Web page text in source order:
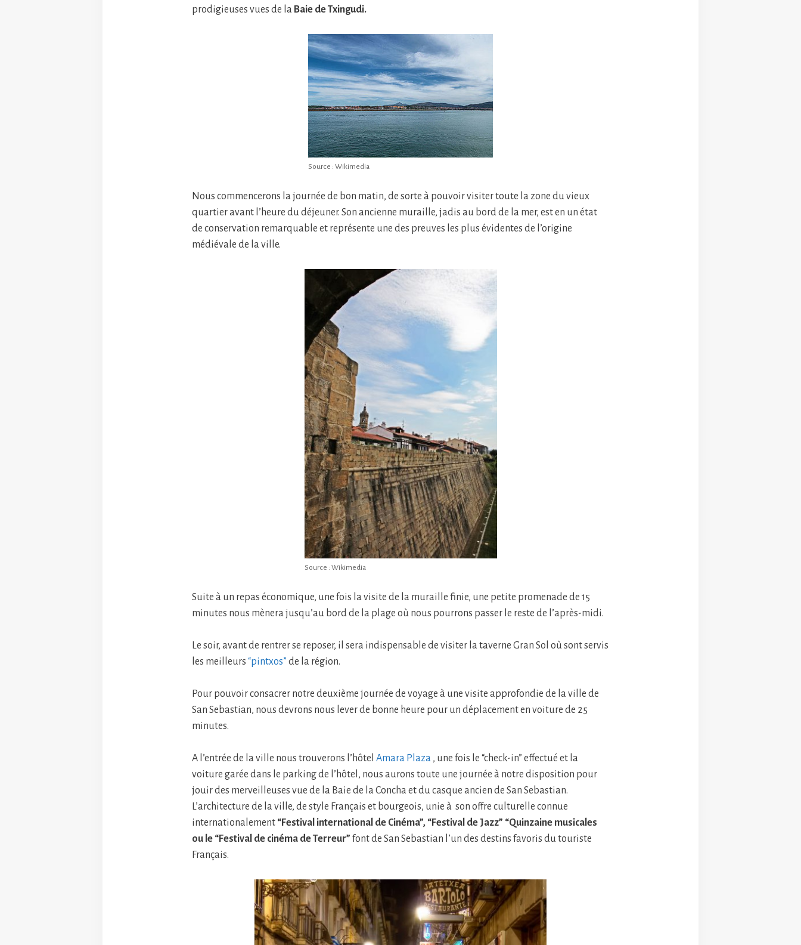
prodigieuses vues de la Baie de Txingudi.
Source : Wikimedia
Nous commencerons la journée de bon matin, de sorte à pouvoir visiter toute la zone du vieux
quartier avant l’heure du déjeuner. Son ancienne muraille, jadis au bord de la mer, est en un état
de conservation remarquable et représente une des preuves les plus évidentes de l’origine
médiévale de la ville.
Source : Wikimedia
Suite à un repas économique, une fois la visite de la muraille finie, une petite promenade de 15
minutes nous mènera jusqu’au bord de la plage où nous pourrons passer le reste de l’après-midi.
Le soir, avant de rentrer se reposer, il sera indispensable de visiter la taverne Gran Sol où sont servis
les meilleurs “pintxos” de la région.
Pour pouvoir consacrer notre deuxième journée de voyage à une visite approfondie de la ville de
San Sebastian, nous devrons nous lever de bonne heure pour un déplacement en voiture de 25
minutes.
A l’entrée de la ville nous trouverons l’hôtel Amara Plaza , une fois le “check-in” effectué et la
voiture garée dans le parking de l’hôtel, nous aurons toute une journée à notre disposition pour
jouir des merveilleuses vue de la Baie de la Concha et du casque ancien de San Sebastian.
L’architecture de la ville, de style Français et bourgeois, unie à son offre culturelle connue
internationalement “Festival international de Cinéma”, “Festival de Jazz” “Quinzaine musicales
ou le “Festival de cinéma de Terreur” font de San Sebastian l’un des destins favoris du touriste
Français.